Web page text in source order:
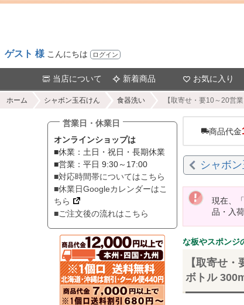
ゲスト 様 こんにちは ログイン
当店について 新着商品 お気に入り
ホーム シャボン玉石けん 食器洗い 【取寄せ・要10～20営
営業日・休業日
オンラインショップは
■休業：土日・祝日・長期休業
■営業：平日 9:30～17:00
■対応時間帯についてはこちら
■休業日Googleカレンダーはこ
ちら
■ご注文後の流れはこちら
商品代金
シャボ
現在、
品・入
な板やスポンジ
【取寄せ
ボトル